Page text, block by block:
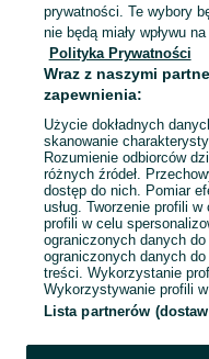
Mapa kategorii
Mapa miejscowości
Mapa ministron
Popularne wyszukiwania
prywatności. Te wybory
nie będą miały wpływu
Polityka Prywatności
Wraz z naszymi
zapewnienia:
Użycie dokładnych
skanowanie
Rozumienie odbiorców
różnych źródeł.
dostęp do nich. Pomiar
usług. Tworzenie profili
profili w celu
ograniczonych danych
ograniczonych danych
treści. Wykorzystanie
Wykorzystywanie profili
Lista partnerów